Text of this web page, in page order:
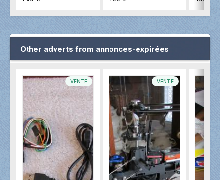
Other adverts from annonces-expirées
VENTE VENTE